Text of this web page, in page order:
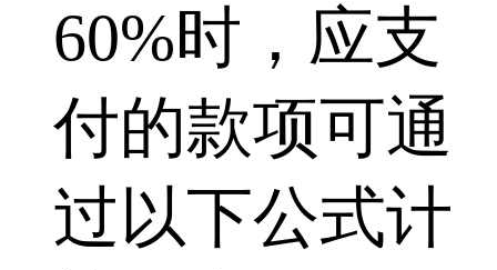
60%时，应支
付的款项可通
过以下公式计